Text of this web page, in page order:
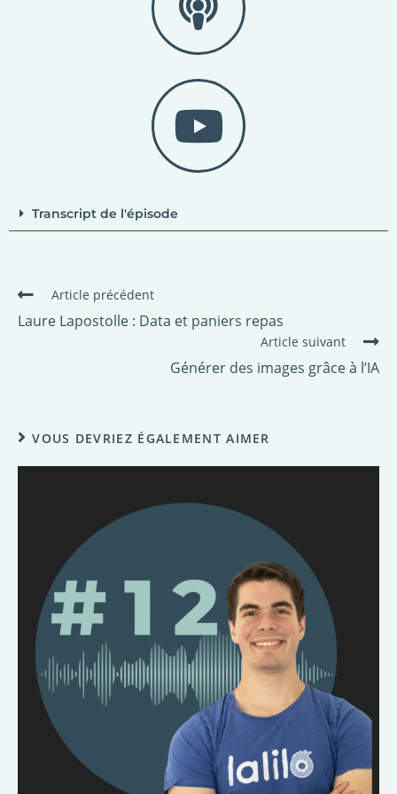
Transcript de l'épisode
Article précédent
Laure Lapostolle : Data et paniers repas
Article suivant
Générer des images grâce à l’IA
VOUS DEVRIEZ ÉGALEMENT AIMER